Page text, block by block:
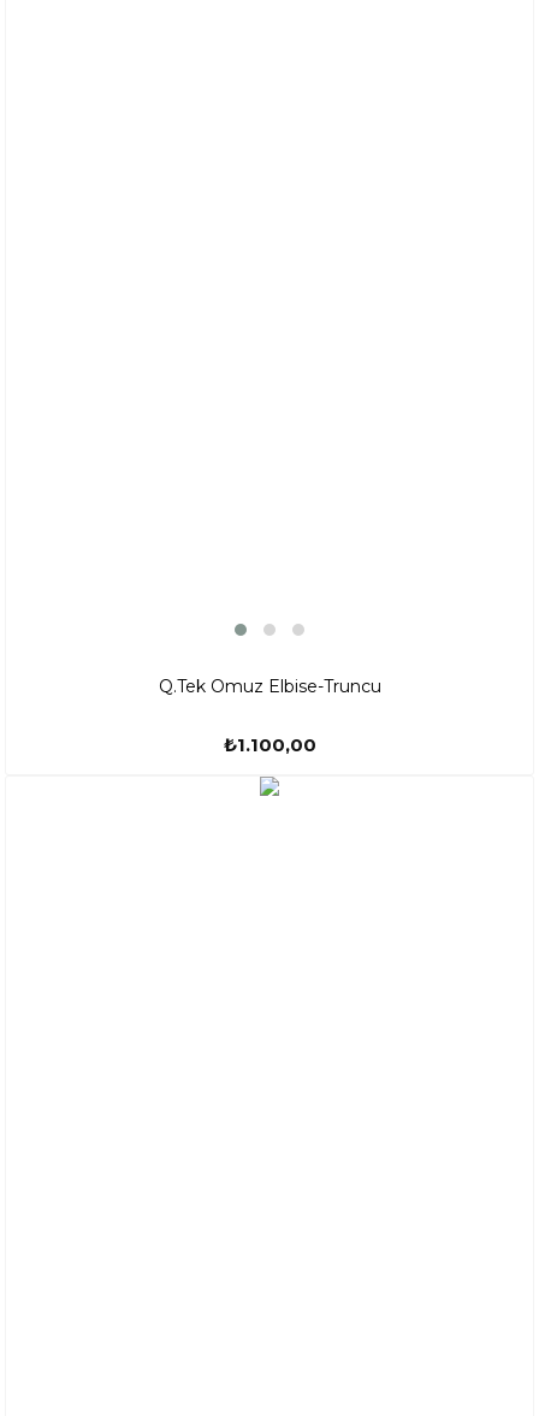
Q.Tek Omuz Elbise-Truncu
₺1.100,00